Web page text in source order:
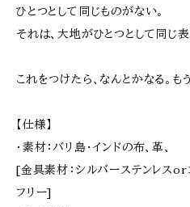
ひとつとして同じものがない。
それは、大地がひとつとして同じ
これをつけたら、なんとかなる。も
【仕様】
・素材：バリ島・インドの布、革、
[金具素材：シルバーステンレスor
フリー]